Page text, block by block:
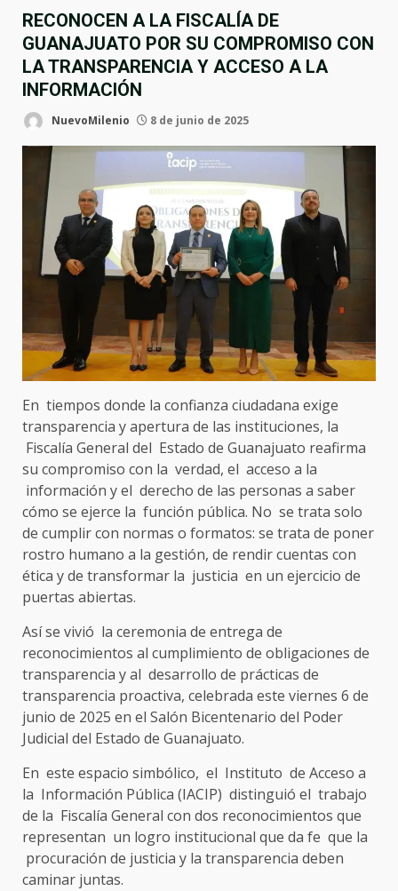
RECONOCEN A LA FISCALÍA DE
GUANAJUATO POR SU COMPROMISO CON
LA TRANSPARENCIA Y ACCESO A LA
INFORMACIÓN
NuevoMilenio 8 de junio de 2025
En tiempos donde la confianza ciudadana exige
transparencia y apertura de las instituciones, la
Fiscalía General del Estado de Guanajuato reafirma
su compromiso con la verdad, el acceso a la
información y el derecho de las personas a saber
cómo se ejerce la función pública. No se trata solo
de cumplir con normas o formatos: se trata de poner
rostro humano a la gestión, de rendir cuentas con
ética y de transformar la justicia en un ejercicio de
puertas abiertas.
Así se vivió la ceremonia de entrega de
reconocimientos al cumplimiento de obligaciones de
transparencia y al desarrollo de prácticas de
transparencia proactiva, celebrada este viernes 6 de
junio de 2025 en el Salón Bicentenario del Poder
Judicial del Estado de Guanajuato.
En este espacio simbólico, el Instituto de Acceso a
la Información Pública (IACIP) distinguió el trabajo
de la Fiscalía General con dos reconocimientos que
representan un logro institucional que da fe que la
procuración de justicia y la transparencia deben
caminar juntas.